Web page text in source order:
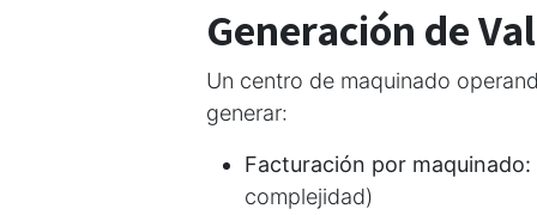
Generación de
Un centro de maquinado
generar:
Facturación por maquinado:
complejidad)